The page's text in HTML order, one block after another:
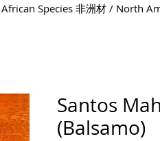
Santos
(Balsamo)
African Species 非洲材 / North